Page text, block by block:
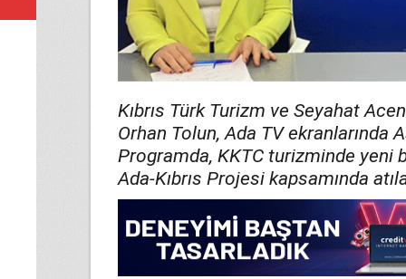
Kıbrıs Türk Turizm ve Seyahat
Orhan Tolun, Ada TV ekranlarında
Programda, KKTC turizminde yeni
Ada-Kıbrıs Projesi kapsamında